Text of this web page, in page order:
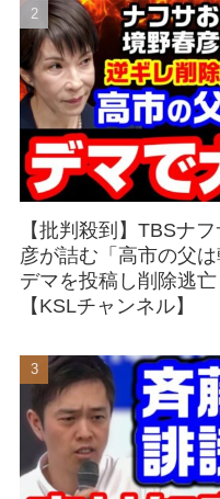
【批判殺到】TBSナ
彦が詰む「高市の父
デマを投稿し削除逃
【KSLチャンネル】